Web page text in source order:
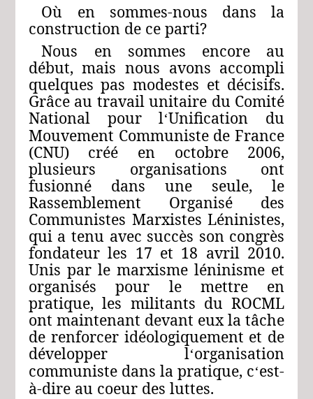
Où en sommes-nous dans la
construction de ce parti?
Nous en sommes encore au
début, mais nous avons accompli
quelques pas modestes et décisifs.
Grâce au travail unitaire du Comité
National pour l‘Unification du
Mouvement Communiste de France
(CNU) créé en octobre 2006,
plusieurs organisations ont
fusionné dans une seule, le
Rassemblement Organisé des
Communistes Marxistes Léninistes,
qui a tenu avec succès son congrès
fondateur les 17 et 18 avril 2010.
Unis par le marxisme léninisme et
organisés pour le mettre en
pratique, les militants du ROCML
ont maintenant devant eux la tâche
de renforcer idéologiquement et de
développer l‘organisation
communiste dans la pratique, c‘est-
à-dire au coeur des luttes.